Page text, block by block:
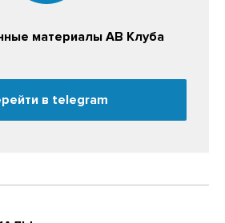
материалы АВ Клуба
в telegram